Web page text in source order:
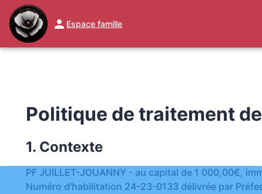
Espace famille
NOS SERVICES NOTRE AGENCE
Politique de traitement
1. Contexte
PF JUILLET-JOUANNY - au capital de 1 000,00€,
Numéro d'habilitation 24-23-0133 délivrée par